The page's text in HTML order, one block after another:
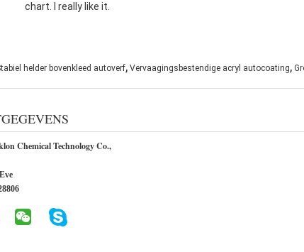
chart. I really like it.
helder bovenkleed autoverf, Vervaagingsbestendige acryl autocoating,
Chemical Technology Co.,
Eve